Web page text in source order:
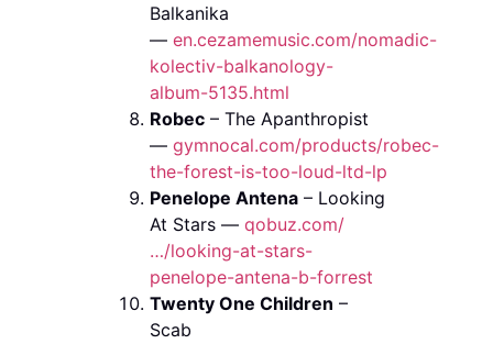
Balkanika
— en.cezamemusic.com/nomadic-
kolectiv-balkanology-
album-5135.html
Robec – The Apanthropist
— gymnocal.com/products/robec-
the-forest-is-too-loud-ltd-lp
Penelope Antena – Looking
At Stars — qobuz.com/
…/looking-at-stars-
penelope-antena-b-forrest
Twenty One Children –
Scab